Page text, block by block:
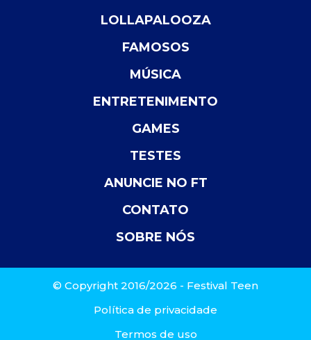
LOLLAPALOOZA
FAMOSOS
MÚSICA
ENTRETENIMENTO
GAMES
TESTES
ANUNCIE NO FT
CONTATO
SOBRE NÓS
© Copyright 2016/2026 - Festival Teen
Política de privacidade
Termos de uso